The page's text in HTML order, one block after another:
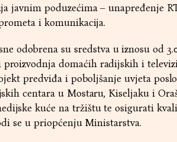
javnim poduzećima – unapređenje
i komunikacija.
odobrena su sredstva u iznosu od
domaćih radijskih i
predviđa i poboljšanje uvjeta
centara u Mostaru, Kiseljaku i
kuće na tržištu te osigurati
se u priopćenju Ministarstva.